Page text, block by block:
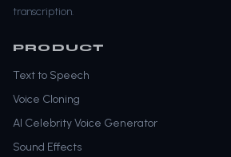
transcription.
PRODUCT
Text to Speech
Voice Cloning
AI Celebrity Voice Generator
Sound Effects